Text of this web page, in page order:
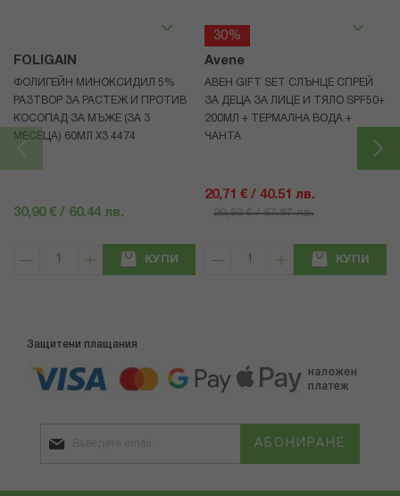
FOLIGAIN
ФОЛИГЕЙН МИНОКСИДИЛ 5%
РАЗТВОР ЗА РАСТЕЖ И ПРОТИВ
КОСОПАД ЗА МЪЖЕ (ЗА 3
МЕСЕЦА) 60МЛ X3 4474
30,90 € / 60.44 лв.
КУПИ
30%
Avene
АВЕН GIFT SET СЛЪНЦЕ СПРЕЙ
ЗА ДЕЦА ЗА ЛИЦЕ И ТЯЛО SPF50+
200МЛ + ТЕРМАЛНА ВОДА +
ЧАНТА
20,71 € / 40.51 лв.
29,59 € / 57.87 лв.
КУПИ
Защитени плащания
АБОНИРАНЕ